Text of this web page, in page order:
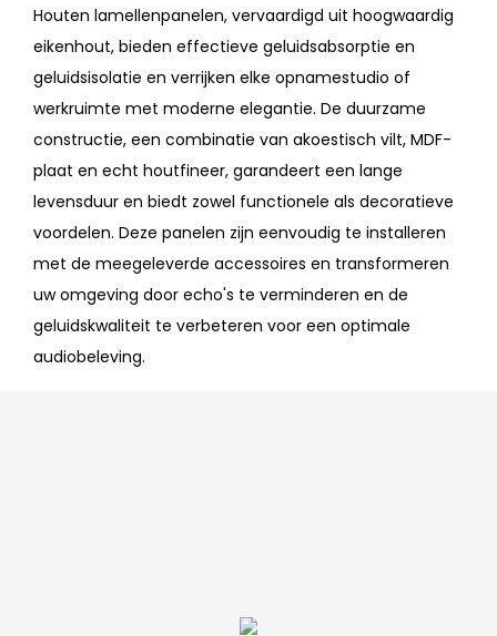
Houten lamellenpanelen, vervaardigd uit hoogwaardig
eikenhout, bieden effectieve geluidsabsorptie en
geluidsisolatie en verrijken elke opnamestudio of
werkruimte met moderne elegantie. De duurzame
constructie, een combinatie van akoestisch vilt, MDF-
plaat en echt houtfineer, garandeert een lange
levensduur en biedt zowel functionele als decoratieve
voordelen. Deze panelen zijn eenvoudig te installeren
met de meegeleverde accessoires en transformeren
uw omgeving door echo's te verminderen en de
geluidskwaliteit te verbeteren voor een optimale
audiobeleving.